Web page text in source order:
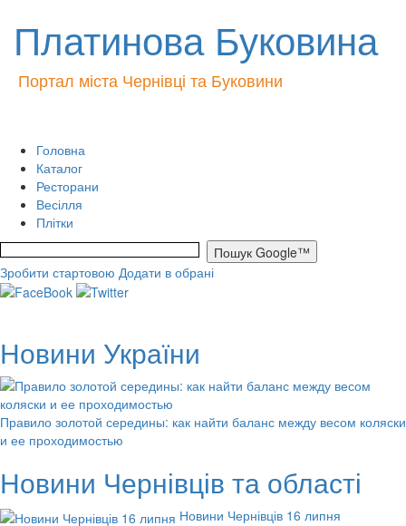
Платинова Буковина
Портал міста Чернівці та Буковини
Головна
Каталог
Ресторани
Весілля
Плітки
Зробити стартовою Додати в обрані
Новини України
Правило золотой середины: как найти баланс между весом коляски
и ее проходимостью
Новини Чернівців та області
Новини Чернівців 16 липня